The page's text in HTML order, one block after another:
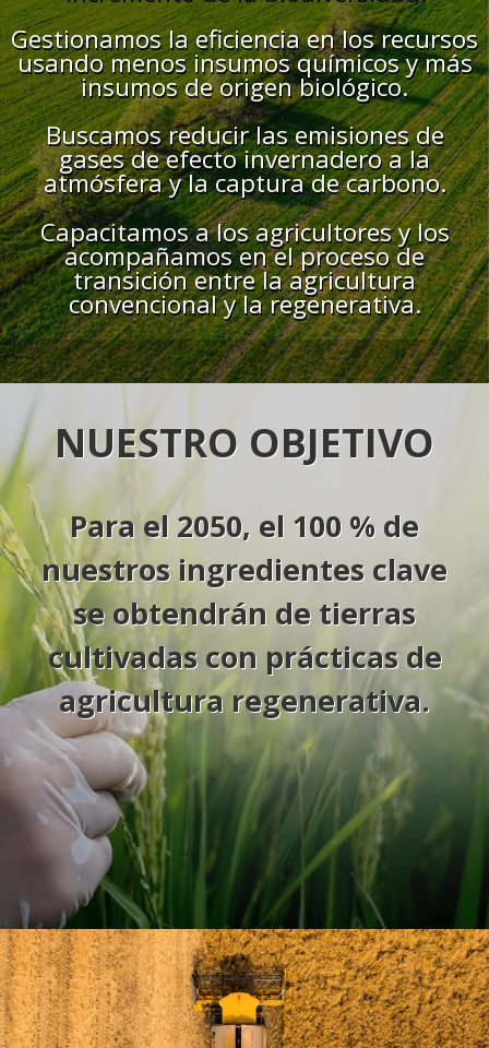
Gestionamos la eficiencia en los recursos
usando menos insumos químicos y más
insumos de origen biológico.
Buscamos reducir las emisiones de
gases de efecto invernadero a la
atmósfera y la captura de carbono.
Capacitamos a los agricultores y los
acompañamos en el proceso de
transición entre la agricultura
convencional y la regenerativa.
NUESTRO OBJETIVO
Para el 2050, el 100 % de
nuestros ingredientes clave
se obtendrán de tierras
cultivadas con prácticas de
agricultura regenerativa.